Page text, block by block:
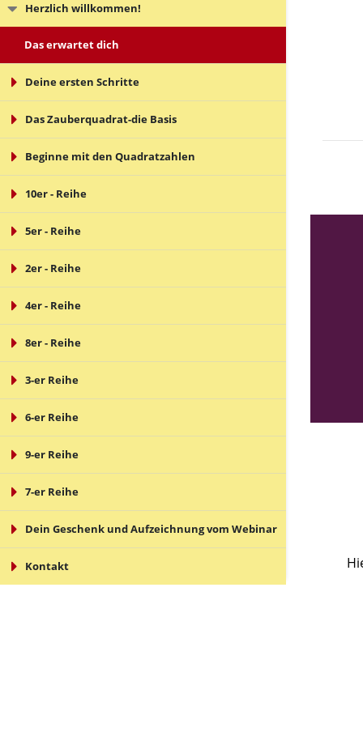
Herzlich willkommen!
Das erwartet dich
Deine ersten Schritte
Das Zauberquadrat-die Basis
Beginne mit den Quadratzahlen
10er - Reihe
5er - Reihe
2er - Reihe
4er - Reihe
8er - Reihe
3-er Reihe
6-er Reihe
9-er Reihe
7-er Reihe
Dein Geschenk und Aufzeichnung vom Webinar
Kontakt